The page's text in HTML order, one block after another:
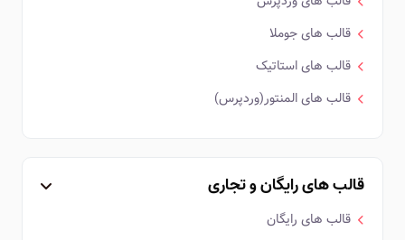
قالب های جوملا
قالب های استاتیک
قالب های المنتور(وردپرس)
قالب های رایگان و تجاری
قالب های رایگان